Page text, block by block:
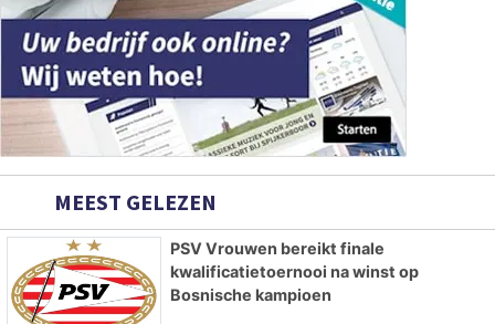
MEEST GELEZEN
PSV Vrouwen bereikt finale
kwalificatietoernooi na winst op
Bosnische kampioen